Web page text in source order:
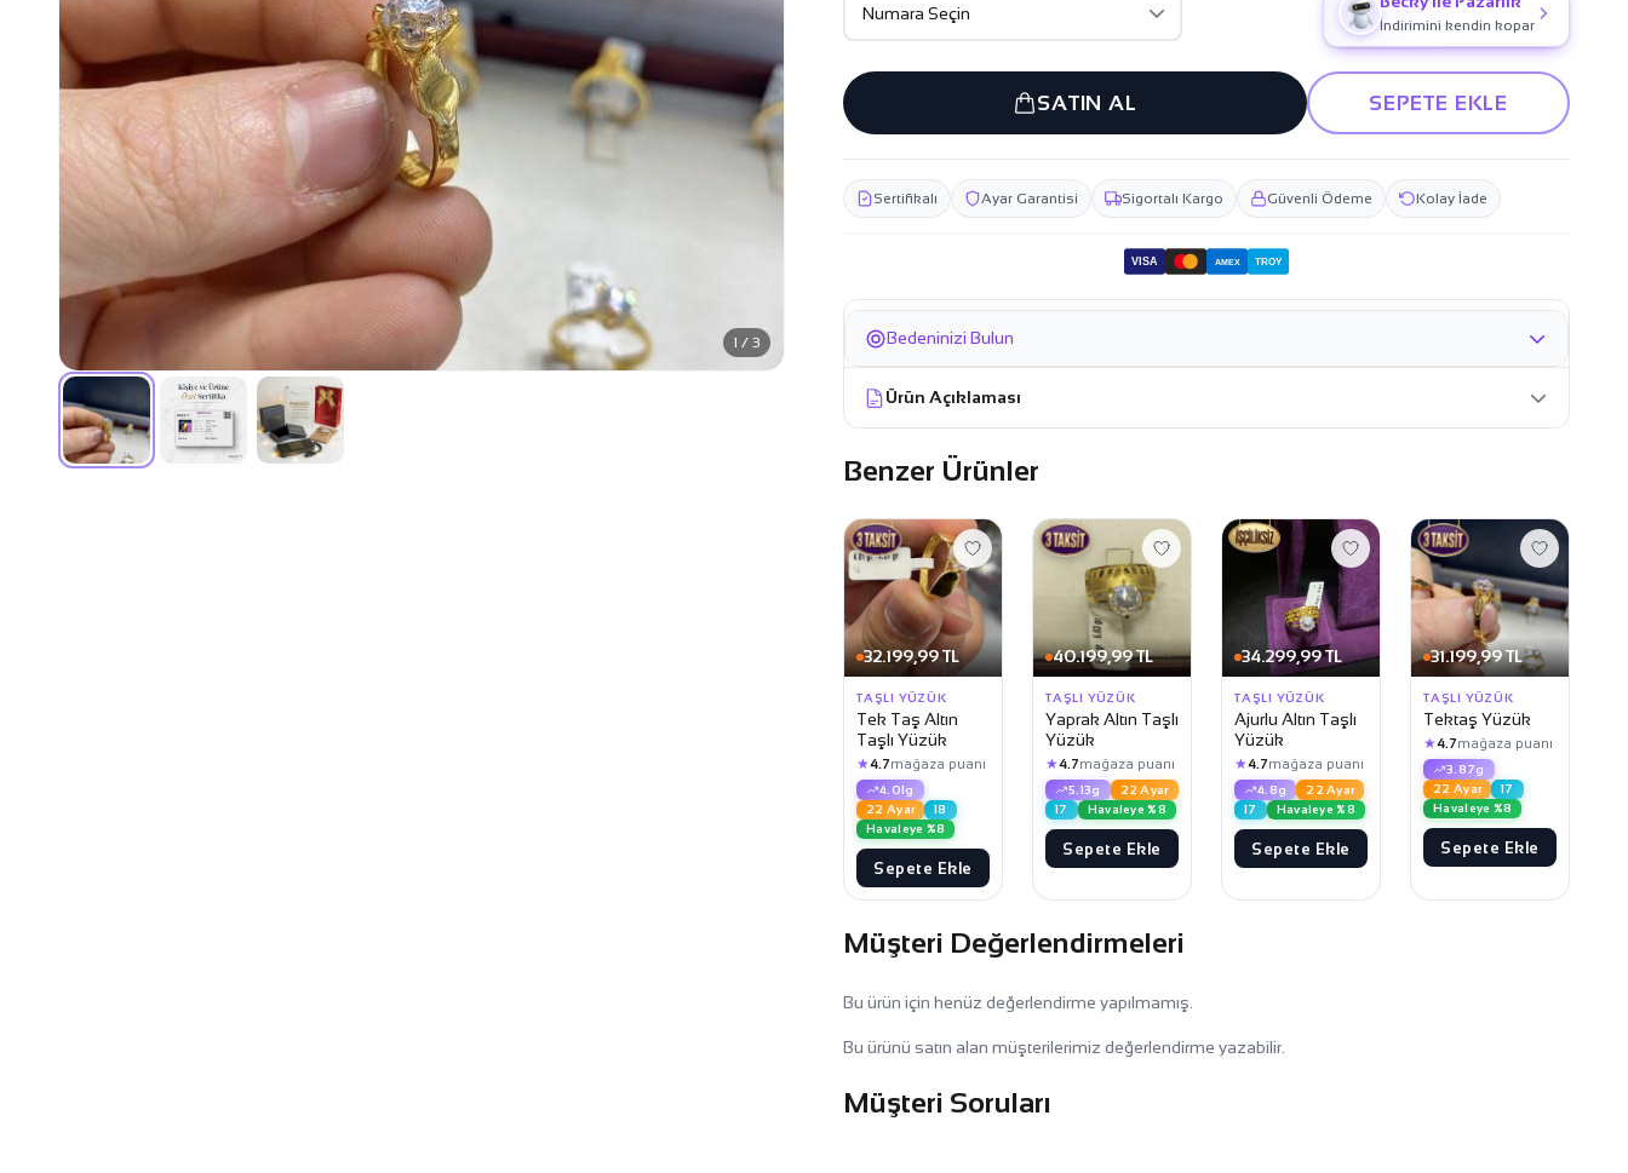
1 / 3
İndirimini kendin kopar
SATIN AL SEPETE EKLE
Sertifikalı Ayar Garantisi Sigortalı Kargo Güvenli Ödeme Kolay İade
VISA AMEX TROY
Bedeninizi Bulun
Ürün Açıklaması
Benzer Ürünler
32.199,99 TL
TAŞLI YÜZÜK
Tek Taş Altın
Taşlı Yüzük
★4.7mağaza puanı
4.01g
22 Ayar
18
Havaleye %8
Sepete Ekle
40.199,99 TL
TAŞLI YÜZÜK
Yaprak Altın Taşlı
Yüzük
★4.7mağaza puanı
5.13g
22 Ayar
17
Havaleye %8
Sepete Ekle
34.299,99 TL
TAŞLI YÜZÜK
Ajurlu Altın Taşlı
Yüzük
★4.7mağaza puanı
4.8g
22 Ayar
17
Havaleye %8
Sepete Ekle
31.199,99 TL
TAŞLI YÜZÜK
Tektaş Yüzük
★4.7mağaza puanı
3.87g
22 Ayar
17
Havaleye %8
Sepete Ekle
Müşteri Değerlendirmeleri
Bu ürün için henüz değerlendirme yapılmamış.
Bu ürünü satın alan müşterilerimiz değerlendirme yazabilir.
Müşteri Soruları